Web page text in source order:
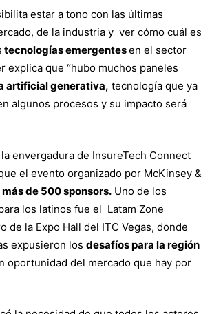
estar a tono con las últimas
de la industria y ver cómo cuál es
tecnologías emergentesen el sector
explica que “hubo muchos paneles
artificial generativa, tecnología que ya
algunos procesos y su impacto será
envergadura de InsureTech Connect
el evento organizado por McKinsey &
más de 500 sponsors. Uno de los
los latinos fue el Latam Zone
de la Expo Hall del ITC Vegas, donde
expusieron los desafíos para la región
oportunidad del mercado que hay por